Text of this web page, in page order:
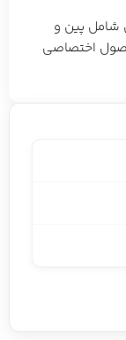
شامل پین و
16 میلیمتر ، محصول اختصاصی